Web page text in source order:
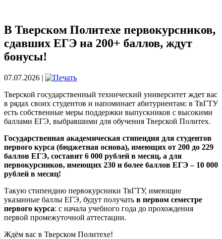
В Тверском Политехе первокурсников,
сдавших ЕГЭ на 200+ баллов, ждут
бонусы!
07.07.2026 |
Тверской государственный технический университет ждет вас
в рядах своих студентов и напоминает абитуриентам: в ТвГТУ
есть собственные меры поддержки выпускников с высокими
баллами ЕГЭ, выбравшими для обучения Тверской Политех.
Государственная академическая стипендия для студентов
первого курса (бюджетная основа), имеющих от 200 до 229
баллов ЕГЭ, составит 6 000 рублей в месяц, а для
первокурсников, имеющих 230 и более баллов ЕГЭ – 10 000
рублей в месяц!
Такую стипендию первокурсники ТвГТУ, имеющие
указанные баллы ЕГЭ, будут получать в первом семестре
первого курса: с начала учебного года до прохождения
первой промежуточной аттестации.
Ждём вас в Тверском Политехе!